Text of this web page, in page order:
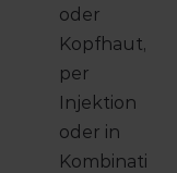
oder
Kopfhaut,
per
Injektion
oder in
Kombinati